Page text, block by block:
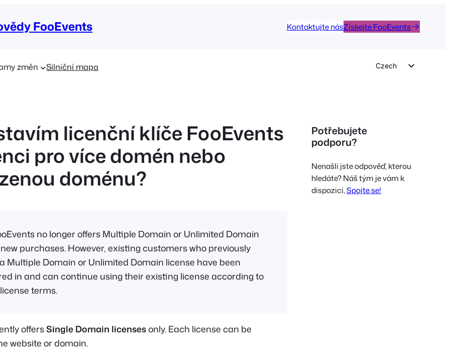
FooEvents Kontaktujte násZískejte FooEvents
změn Silniční mapa
Czech
Portuguese
French
licenční klíče FooEvents
pro více domén nebo
doménu?
no longer offers Multiple Domain or Unlimited Domain
purchases. However, existing customers who previously
Multiple Domain or Unlimited Domain license have been
in and can continue using their existing license according to
terms.
offersSingle Domain licensesonly. Each license can be
website or domain.
Potřebujete
podporu?
Nenašli jste odpověď, kterou
hledáte? Náš tým je vám k
dispozici,Spojte se!